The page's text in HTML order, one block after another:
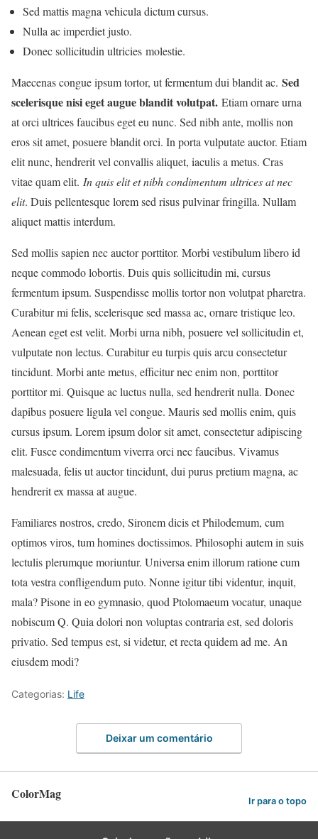
Sed mattis magna vehicula dictum cursus.
Nulla ac imperdiet justo.
Donec sollicitudin ultricies molestie.
Maecenas congue ipsum tortor, ut fermentum dui blandit ac. Sed
scelerisque nisi eget augue blandit volutpat. Etiam ornare urna
at orci ultrices faucibus eget eu nunc. Sed nibh ante, mollis non
eros sit amet, posuere blandit orci. In porta vulputate auctor. Etiam
elit nunc, hendrerit vel convallis aliquet, iaculis a metus. Cras
vitae quam elit. In quis elit et nibh condimentum ultrices at nec
elit. Duis pellentesque lorem sed risus pulvinar fringilla. Nullam
aliquet mattis interdum.
Sed mollis sapien nec auctor porttitor. Morbi vestibulum libero id
neque commodo lobortis. Duis quis sollicitudin mi, cursus
fermentum ipsum. Suspendisse mollis tortor non volutpat pharetra.
Curabitur mi felis, scelerisque sed massa ac, ornare tristique leo.
Aenean eget est velit. Morbi urna nibh, posuere vel sollicitudin et,
vulputate non lectus. Curabitur eu turpis quis arcu consectetur
tincidunt. Morbi ante metus, efficitur nec enim non, porttitor
porttitor mi. Quisque ac luctus nulla, sed hendrerit nulla. Donec
dapibus posuere ligula vel congue. Mauris sed mollis enim, quis
cursus ipsum. Lorem ipsum dolor sit amet, consectetur adipiscing
elit. Fusce condimentum viverra orci nec faucibus. Vivamus
malesuada, felis ut auctor tincidunt, dui purus pretium magna, ac
hendrerit ex massa at augue.
Familiares nostros, credo, Sironem dicis et Philodemum, cum
optimos viros, tum homines doctissimos. Philosophi autem in suis
lectulis plerumque moriuntur. Universa enim illorum ratione cum
tota vestra confligendum puto. Nonne igitur tibi videntur, inquit,
mala? Pisone in eo gymnasio, quod Ptolomaeum vocatur, unaque
nobiscum Q. Quia dolori non voluptas contraria est, sed doloris
privatio. Sed tempus est, si videtur, et recta quidem ad me. An
eiusdem modi?
Categorias: Life
Deixar um comentário
ColorMag Ir para o topo